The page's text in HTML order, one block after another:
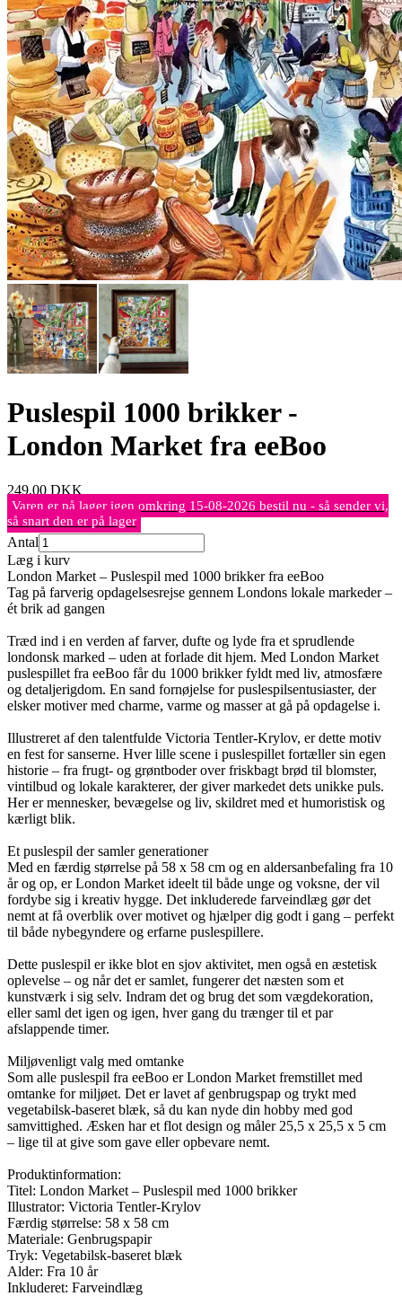
Puslespil 1000 brikker -
London Market fra eeBoo
249,00 DKK
Varen er på lager igen omkring 15-08-2026 bestil nu - så sender vi,
så snart den er på lager
Antal
Læg i kurv
London Market – Puslespil med 1000 brikker fra eeBoo
Tag på farverig opdagelsesrejse gennem Londons lokale markeder –
ét brik ad gangen
Træd ind i en verden af farver, dufte og lyde fra et sprudlende
londonsk marked – uden at forlade dit hjem. Med London Market
puslespillet fra eeBoo får du 1000 brikker fyldt med liv, atmosfære
og detaljerigdom. En sand fornøjelse for puslespilsentusiaster, der
elsker motiver med charme, varme og masser at gå på opdagelse i.
Illustreret af den talentfulde Victoria Tentler-Krylov, er dette motiv
en fest for sanserne. Hver lille scene i puslespillet fortæller sin egen
historie – fra frugt- og grøntboder over friskbagt brød til blomster,
vintilbud og lokale karakterer, der giver markedet dets unikke puls.
Her er mennesker, bevægelse og liv, skildret med et humoristisk og
kærligt blik.
Et puslespil der samler generationer
Med en færdig størrelse på 58 x 58 cm og en aldersanbefaling fra 10
år og op, er London Market ideelt til både unge og voksne, der vil
fordybe sig i kreativ hygge. Det inkluderede farveindlæg gør det
nemt at få overblik over motivet og hjælper dig godt i gang – perfekt
til både nybegyndere og erfarne puslespillere.
Dette puslespil er ikke blot en sjov aktivitet, men også en æstetisk
oplevelse – og når det er samlet, fungerer det næsten som et
kunstværk i sig selv. Indram det og brug det som vægdekoration,
eller saml det igen og igen, hver gang du trænger til et par
afslappende timer.
Miljøvenligt valg med omtanke
Som alle puslespil fra eeBoo er London Market fremstillet med
omtanke for miljøet. Det er lavet af genbrugspap og trykt med
vegetabilsk-baseret blæk, så du kan nyde din hobby med god
samvittighed. Æsken har et flot design og måler 25,5 x 25,5 x 5 cm
– lige til at give som gave eller opbevare nemt.
Produktinformation:
Titel: London Market – Puslespil med 1000 brikker
Illustrator: Victoria Tentler-Krylov
Færdig størrelse: 58 x 58 cm
Materiale: Genbrugspapir
Tryk: Vegetabilsk-baseret blæk
Alder: Fra 10 år
Inkluderet: Farveindlæg